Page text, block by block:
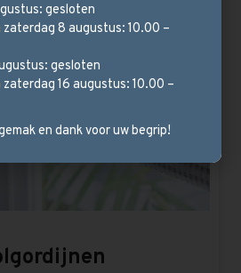
gesloten
8 augustus: 10.00 –
gesloten
zaterdag 16 augustus: 10.00 –
en dank voor uw begrip!